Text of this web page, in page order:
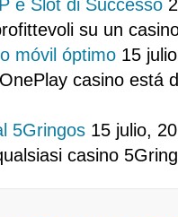
e Slot di Successo
su un
móvil óptimo 15
casino está
5Gringos 15 julio,
casino